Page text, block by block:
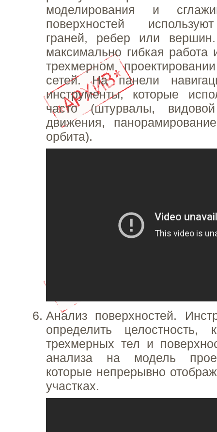
моделирования и
поверхностей
граней, ребер или вершин.
максимально гибкая работа
трехмерном
сетей. На панели
инструменты, которые
часто (штурвалы,
движения,
орбита).
Анализ поверхностей.
определить целостность,
трехмерных тел и
анализа на модель
которые непрерывно
участках.